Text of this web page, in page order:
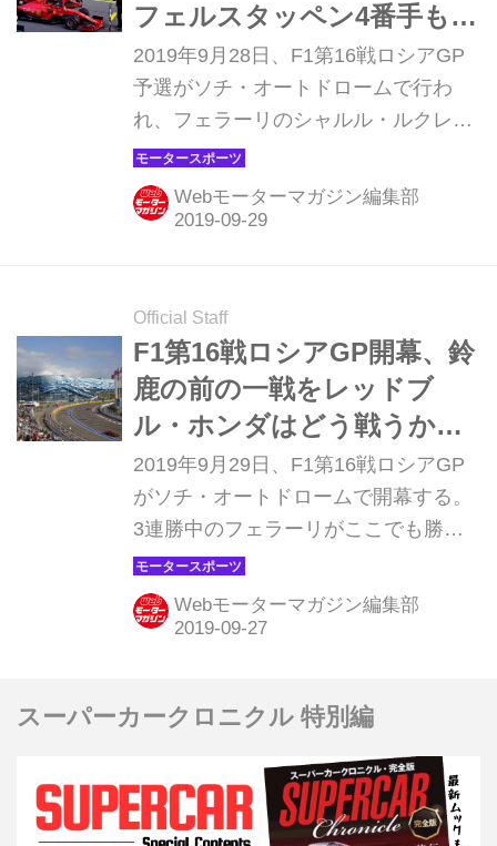
フェルスタッペン4番手も5
グリッド降格【モータース
ポーツ】
2019年9月28日、F1第16戦ロシアGP
予選がソチ・オートドロームで行わ
れ、フェラーリのシャルル・ルクレー
ルがまたもやポールポジションを獲
得、第13戦ベルギーGPから続く連続
ポールを4に伸ばした。レッドブル・
レメント交換のため決勝5グリッド降
格、アレックス・アルボンは予選1回
目で痛恨のクラッシュを喫し後方から
のスタートとなる。（写真はポールポ
ジションを獲得したフェラーリのシャ
ルル・ルクレール）
Webモーターマガジン編集部
Official Staff
F1第16戦ロシアGP開幕、鈴
鹿の前の一戦をレッドブ
ル・ホンダはどう戦うか
【モータースポーツ】
2019年9月29日、F1第16戦ロシアGP
がソチ・オートドロームで開幕する。
3連勝中のフェラーリがここでも勝利
するのか。レッドブル・ホンダがどう
盛り返すのか。次戦鈴鹿で行われる日
本 GPに向けてという点でも興味深い
ー）
Webモーターマガジン編集部
スーパーカークロニクル 特別編